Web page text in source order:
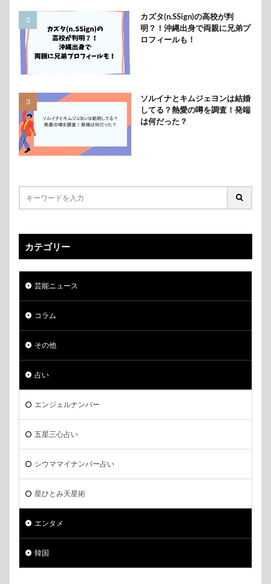
カズタ(n.SSign)の高校が判
明？！沖縄出身で両親に兄弟プ
ロフィールも！
ソルイナとキムジェヨンは結婚
してる？熱愛の噂を調査！発端
は何だった？
カテゴリー
芸能ニュース
コラム
その他
占い
エンジェルナンバー
五星三心占い
シウママイナンバー占い
星ひとみ天星術
エンタメ
韓国